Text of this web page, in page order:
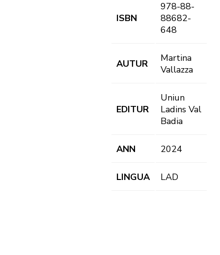
ISBN
978-88-
88682-
648
AUTUR
Martina
Vallazza
EDITUR
Uniun
Ladins Val
Badia
ANN 2024
LINGUA LAD